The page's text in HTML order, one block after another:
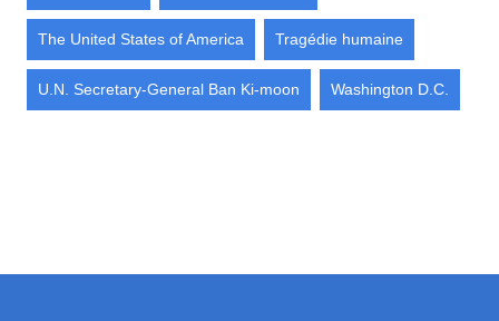
The United States of America Tragédie humaine
U.N. Secretary-General Ban Ki-moon Washington D.C.